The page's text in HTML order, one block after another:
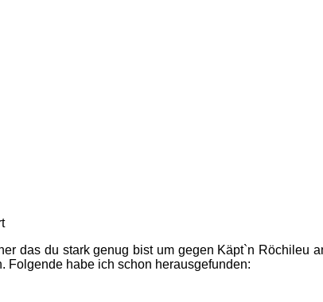
das du stark genug bist um gegen Käpt`n Röchileu
Folgende habe ich schon herausgefunden: